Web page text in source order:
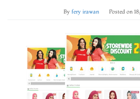
By fery irawan Posted on